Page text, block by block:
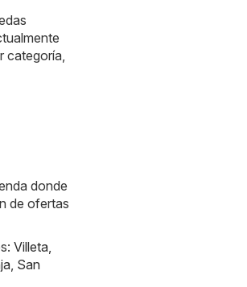
categoría,
donde
de ofertas
Villeta,
, San